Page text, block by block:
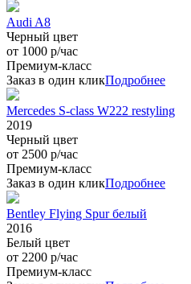
Audi A8
Черный цвет
от 1000 р/час
Премиум-класс
Заказ в один кликПодробнее
Mercedes S-class W222 restyling
2019
Черный цвет
от 2500 р/час
Премиум-класс
Заказ в один кликПодробнее
Bentley Flying Spur белый
2016
Белый цвет
от 2200 р/час
Премиум-класс